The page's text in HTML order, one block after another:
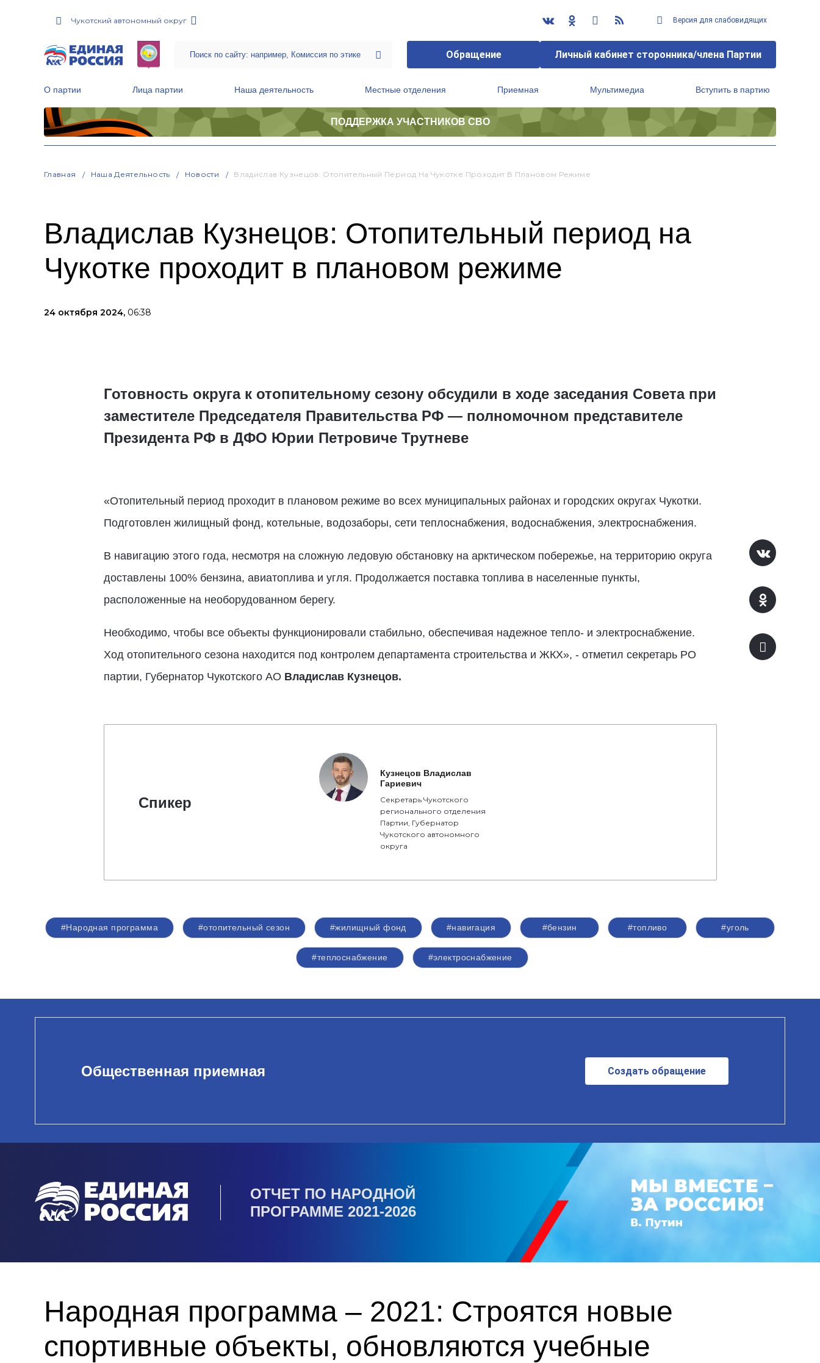
Чукотский автономный округ Версия для слабовидящих
Обращение Личный кабинет сторонника/члена Партии
О партии Лица партии Наша деятельность Местные отделения Приемная Мультимедиа Вступить в партию
ПОДДЕРЖКА УЧАСТНИКОВ СВО
Главная Наша Деятельность Новости Владислав Кузнецов: Отопительный Период На Чукотке Проходит В Плановом Режиме
Владислав Кузнецов: Отопительный период на
Чукотке проходит в плановом режиме
24 октября 2024, 06:38
Готовность округа к отопительному сезону обсудили в ходе заседания Совета при
заместителе Председателя Правительства РФ — полномочном представителе
Президента РФ в ДФО Юрии Петровиче Трутневе
«Отопительный период проходит в плановом режиме во всех муниципальных районах и городских округах Чукотки.
Подготовлен жилищный фонд, котельные, водозаборы, сети теплоснабжения, водоснабжения, электроснабжения.
В навигацию этого года, несмотря на сложную ледовую обстановку на арктическом побережье, на территорию округа
доставлены 100% бензина, авиатоплива и угля. Продолжается поставка топлива в населенные пункты,
расположенные на необорудованном берегу.
Необходимо, чтобы все объекты функционировали стабильно, обеспечивая надежное тепло- и электроснабжение.
Ход отопительного сезона находится под контролем департамента строительства и ЖКХ», - отметил секретарь РО
партии, Губернатор Чукотского АО Владислав Кузнецов.
Спикер
Кузнецов Владислав
Гариевич
Секретарь Чукотского
регионального отделения
Партии, Губернатор
Чукотского автономного
округа
#Народная программа #отопительный сезон #жилищный фонд #навигация #бензин #топливо #уголь
#теплоснабжение #электроснабжение
Общественная приемная Создать обращение
ОТЧЕТ ПО НАРОДНОЙ
ПРОГРАММЕ 2021-2026
Народная программа – 2021: Строятся новые
спортивные объекты, обновляются учебные